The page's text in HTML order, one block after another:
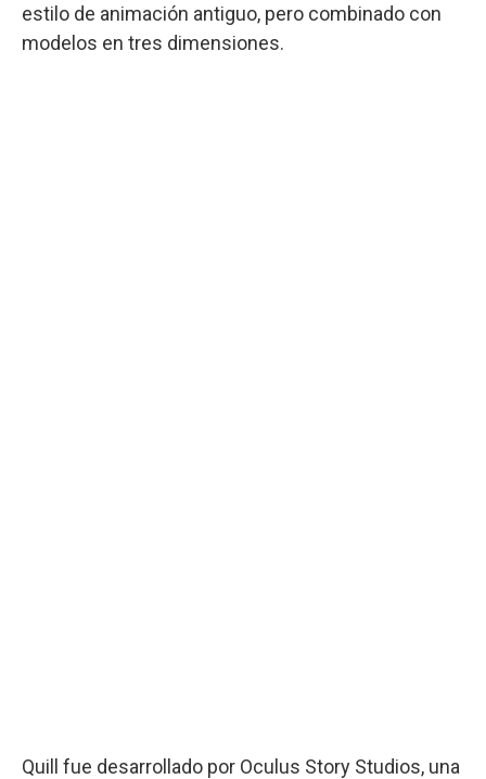
estilo de animación antiguo, pero combinado con
modelos en tres dimensiones.
Quill fue desarrollado por Oculus Story Studios, una